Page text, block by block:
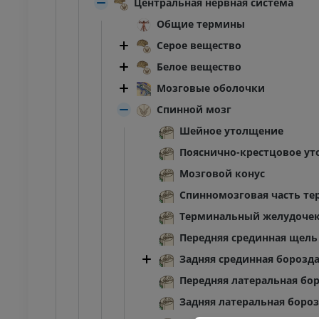
Общие термины
Серое вещество
Белое вещество
Мозговые оболочки
Спинной мозг
Шейное утолщение
Пояснично-крестцовое
Мозговой конус
Спинномозговая часть
Терминальный
Передняя срединная щель
Задняя срединная борозда
Передняя латеральная
Задняя латеральная
MPT
ПРЕМИУМ
стопы
MPT
МРТ нижней конечности
MPT
Рентгенография
нижней конечности
Рентгенограммы
Нижняя конечность